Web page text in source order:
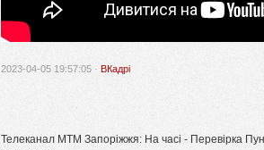
2023-04-05 19:57:05 · ВКадрі
Телеканал МТМ Запоріжжя: На часі - Перевірка